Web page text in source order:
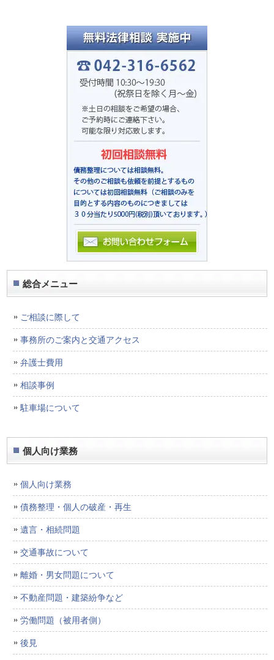
総合メニュー
ご相談に際して
事務所のご案内と交通アクセス
弁護士費用
相談事例
駐車場について
個人向け業務
個人向け業務
債務整理・個人の破産・再生
遺言・相続問題
交通事故について
離婚・男女問題について
不動産問題・建築紛争など
労働問題（被用者側）
後見